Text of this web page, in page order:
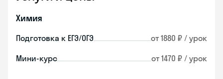
Химия
Подготовка к ЕГЭ/ОГЭ от 1880 ₽ / урок
Мини-курс от 1470 ₽ / урок